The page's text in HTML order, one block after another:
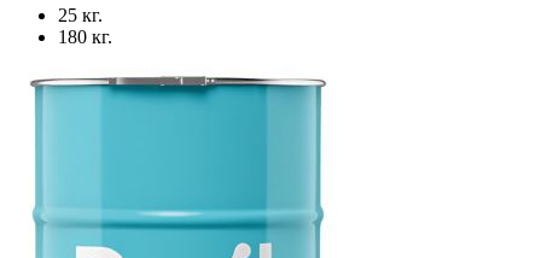
25 кг.
180 кг.